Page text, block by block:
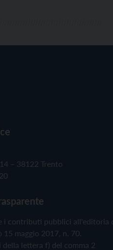
– 38122 Trento
i contributi pubblici all'editoria
maggio 2017, n. 70.
della lettera f) del comma 2